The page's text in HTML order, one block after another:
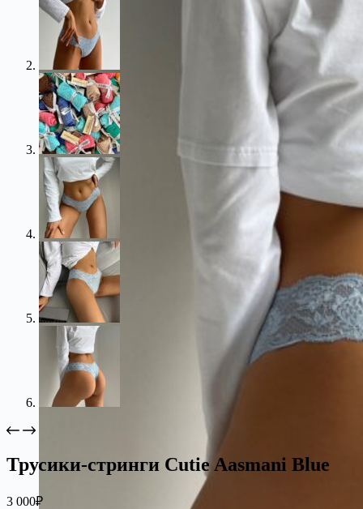
Трусики-стринги Cutie Aasmani Blue
3 000₽